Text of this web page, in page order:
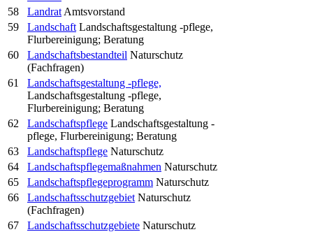
58
Landrat Amtsvorstand
59
Landschaft Landschaftsgestaltung -pflege,
Flurbereinigung; Beratung
60
Landschaftsbestandteil Naturschutz
(Fachfragen)
61
Landschaftsgestaltung -pflege,
Landschaftsgestaltung -pflege,
Flurbereinigung; Beratung
62
Landschaftspflege Landschaftsgestaltung -
pflege, Flurbereinigung; Beratung
63
Landschaftspflege Naturschutz
64
Landschaftspflegemaßnahmen Naturschutz
65
Landschaftspflegeprogramm Naturschutz
66
Landschaftsschutzgebiet Naturschutz
(Fachfragen)
67
Landschaftsschutzgebiete Naturschutz